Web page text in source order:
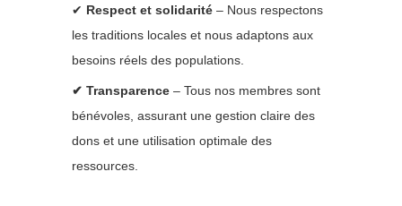
✔ Respect et solidarité – Nous respectons
les traditions locales et nous adaptons aux
besoins réels des populations.
✔ Transparence – Tous nos membres sont
bénévoles, assurant une gestion claire des
dons et une utilisation optimale des
ressources.